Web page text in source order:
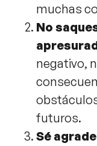
muchas
No
negativo,
futuros.
Sé